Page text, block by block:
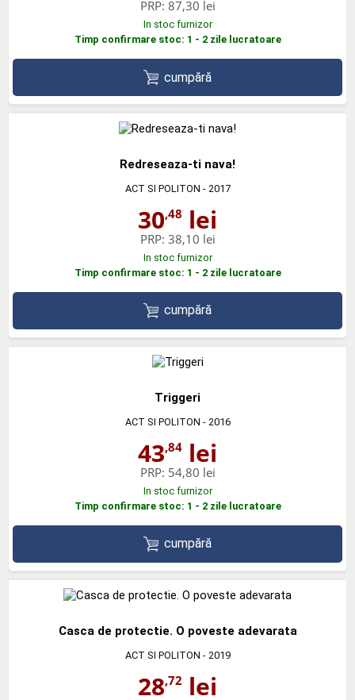
PRP: 87,30 lei
In stoc furnizor
Timp confirmare stoc: 1 - 2 zile lucratoare
cumpără
Redreseaza-ti nava!
ACT SI POLITON - 2017
30,48 lei
PRP: 38,10 lei
In stoc furnizor
Timp confirmare stoc: 1 - 2 zile lucratoare
cumpără
Triggeri
ACT SI POLITON - 2016
43,84 lei
PRP: 54,80 lei
In stoc furnizor
Timp confirmare stoc: 1 - 2 zile lucratoare
cumpără
Casca de protectie. O poveste adevarata
ACT SI POLITON - 2019
28,72 lei